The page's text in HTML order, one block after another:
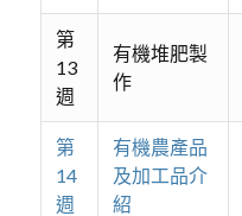
第
13
週
有機堆肥製
作
第
14
週
有機農產品
及加工品介
紹